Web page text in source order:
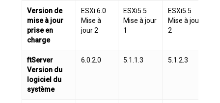
Version de
mise à jour
prise en
charge
ESXi 6.0
Mise à
jour 2
ESXi5.5
Mise à jour
1
ESXi5.5
Mise à jour
2
ftServer
Version du
logiciel du
système
6.0.2.0 5.1.1.3 5.1.2.3